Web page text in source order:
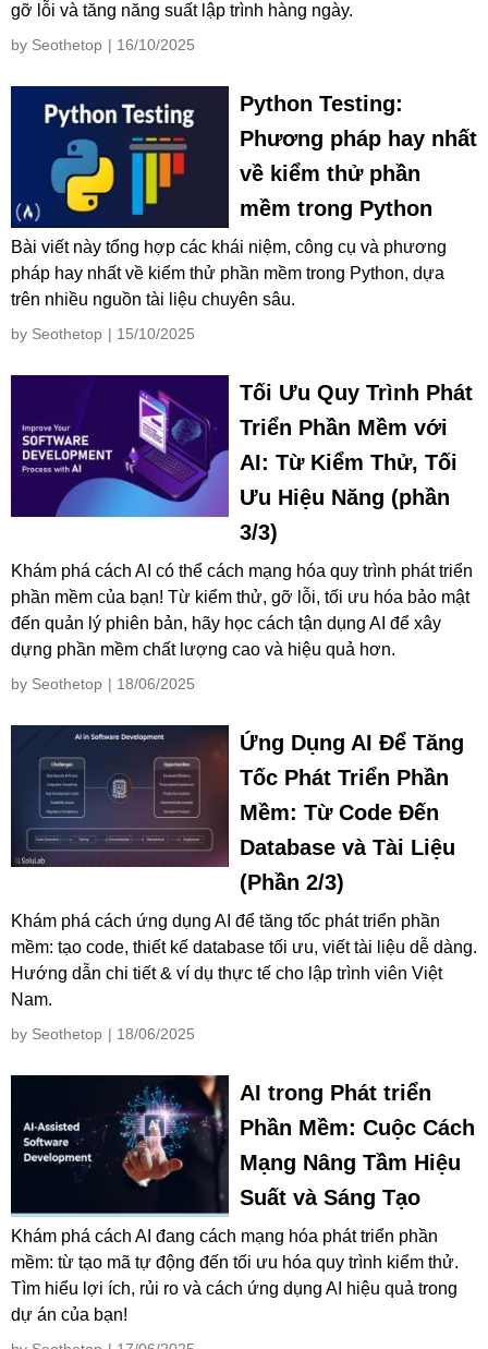
gỡ lỗi và tăng năng suất lập trình hàng ngày.
by Seothetop | 16/10/2025
Python Testing:
Phương pháp hay nhất
về kiểm thử phần
mềm trong Python
Bài viết này tổng hợp các khái niệm, công cụ và phương
pháp hay nhất về kiểm thử phần mềm trong Python, dựa
trên nhiều nguồn tài liệu chuyên sâu.
by Seothetop | 15/10/2025
Tối Ưu Quy Trình Phát
Triển Phần Mềm với
AI: Từ Kiểm Thử, Tối
Ưu Hiệu Năng (phần
3/3)
Khám phá cách AI có thể cách mạng hóa quy trình phát triển
phần mềm của bạn! Từ kiểm thử, gỡ lỗi, tối ưu hóa bảo mật
đến quản lý phiên bản, hãy học cách tận dụng AI để xây
dựng phần mềm chất lượng cao và hiệu quả hơn.
by Seothetop | 18/06/2025
Ứng Dụng AI Để Tăng
Tốc Phát Triển Phần
Mềm: Từ Code Đến
Database và Tài Liệu
(Phần 2/3)
Khám phá cách ứng dụng AI để tăng tốc phát triển phần
mềm: tạo code, thiết kế database tối ưu, viết tài liệu dễ dàng.
Hướng dẫn chi tiết & ví dụ thực tế cho lập trình viên Việt
Nam.
by Seothetop | 18/06/2025
AI trong Phát triển
Phần Mềm: Cuộc Cách
Mạng Nâng Tầm Hiệu
Suất và Sáng Tạo
Khám phá cách AI đang cách mạng hóa phát triển phần
mềm: từ tạo mã tự động đến tối ưu hóa quy trình kiểm thử.
Tìm hiểu lợi ích, rủi ro và cách ứng dụng AI hiệu quả trong
dự án của bạn!